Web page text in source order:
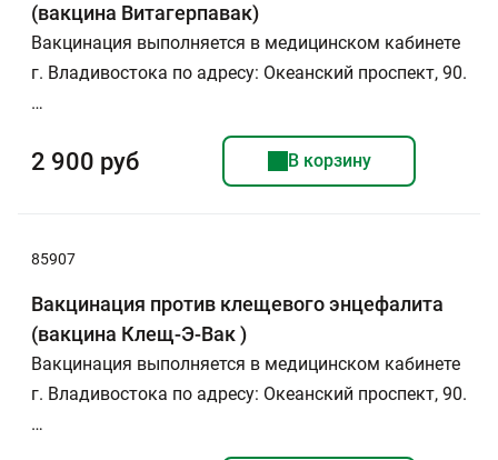
(вакцина Витагерпавак)
Вакцинация выполняется в медицинском кабинете
г. Владивостока по адресу: Океанский проспект, 90.
…
2 900 руб В корзину
85907
Вакцинация против клещевого энцефалита
(вакцина Клещ-Э-Вак )
Вакцинация выполняется в медицинском кабинете
г. Владивостока по адресу: Океанский проспект, 90.
…